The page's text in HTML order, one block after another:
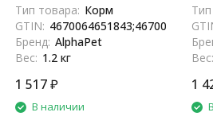
пищеварением утка и
клюква, в ламистерах - 80 г х
15 шт
Тип товара: Корм
GTIN:
Бренд: AlphaPet
Вес: 1.2 кг
1 517₽
В наличии
Вес:
1